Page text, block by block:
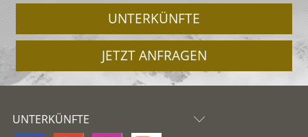
UNTERKÜNFTE
JETZT ANFRAGEN
UNTERKÜNFTE